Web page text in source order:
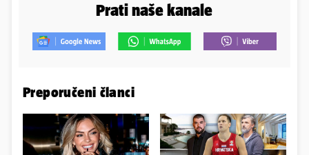
Prati naše kanale
Preporučeni članci